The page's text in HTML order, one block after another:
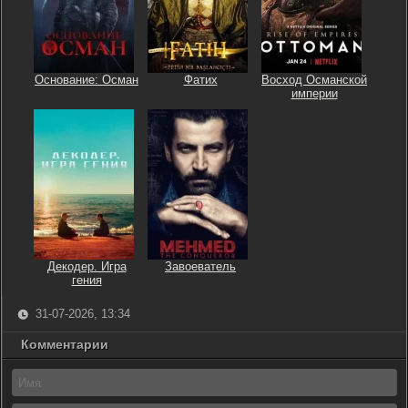
Основание: Осман Фатих
Восход Османской
империи
Декодер. Игра
гения
Завоеватель
31-07-2026, 13:34
Комментарии